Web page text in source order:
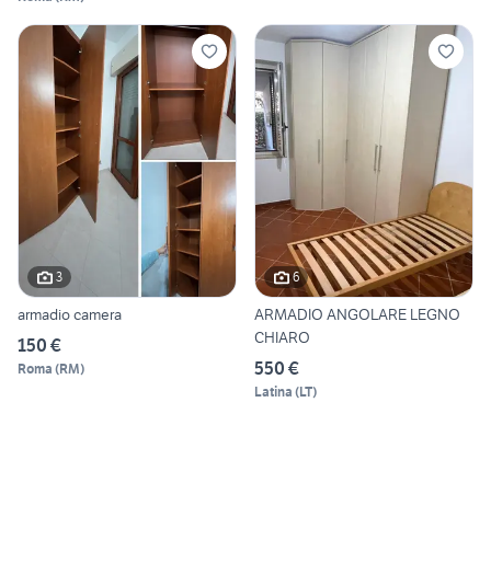
3
armadio camera
150 €
Roma (RM)
6
ARMADIO ANGOLARE LEGNO
CHIARO
550 €
Latina (LT)